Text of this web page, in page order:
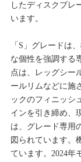
したディスクブレ
います。
「S」グレードは
な個性を強調する
点は、レッグシー
ールリムなどに施
ックのフィニッシ
インを引き締め、
は、グレード専用
図られています。
ています。2024年